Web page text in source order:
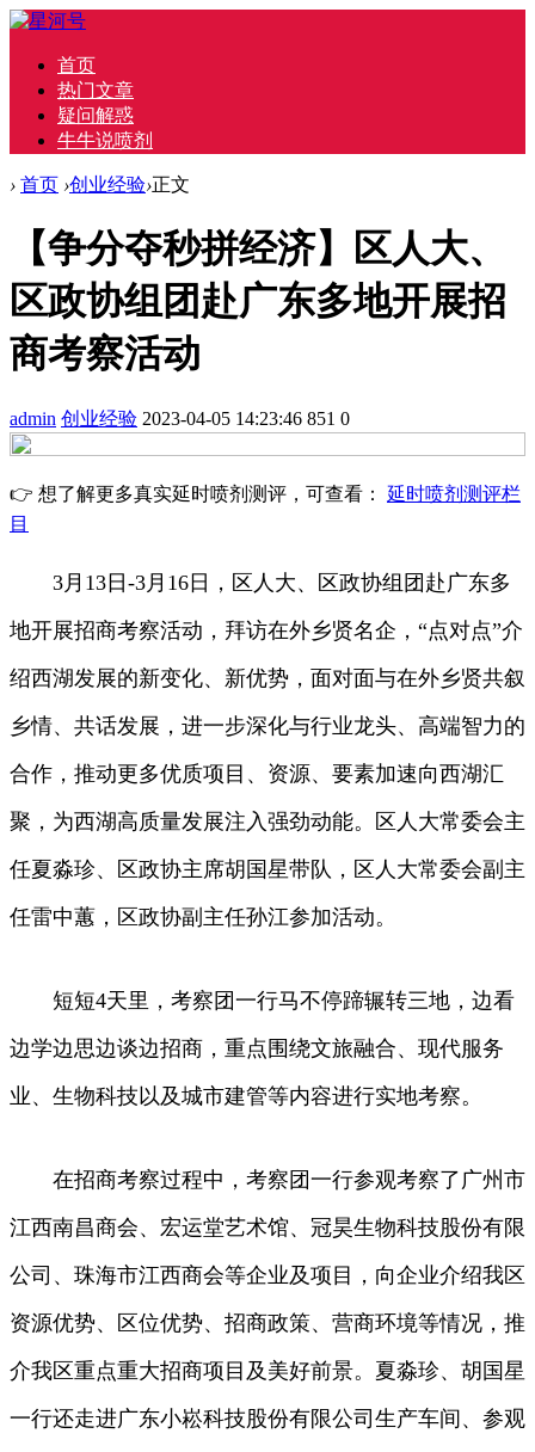
首页
热门文章
疑问解惑
牛牛说喷剂
› 首页 ›创业经验›正文
【争分夺秒拼经济】区人大、
区政协组团赴广东多地开展招
商考察活动
admin 创业经验 2023-04-05 14:23:46 851 0
👉 想了解更多真实延时喷剂测评，可查看： 延时喷剂测评栏
目
3月13日-3月16日，区人大、区政协组团赴广东多
地开展招商考察活动，拜访在外乡贤名企，“点对点”介
绍西湖发展的新变化、新优势，面对面与在外乡贤共叙
乡情、共话发展，进一步深化与行业龙头、高端智力的
合作，推动更多优质项目、资源、要素加速向西湖汇
聚，为西湖高质量发展注入强劲动能。区人大常委会主
任夏淼珍、区政协主席胡国星带队，区人大常委会副主
任雷中蕙，区政协副主任孙江参加活动。
短短4天里，考察团一行马不停蹄辗转三地，边看
边学边思边谈边招商，重点围绕文旅融合、现代服务
业、生物科技以及城市建管等内容进行实地考察。
在招商考察过程中，考察团一行参观考察了广州市
江西南昌商会、宏运堂艺术馆、冠昊生物科技股份有限
公司、珠海市江西商会等企业及项目，向企业介绍我区
资源优势、区位优势、招商政策、营商环境等情况，推
介我区重点重大招商项目及美好前景。夏淼珍、胡国星
一行还走进广东小崧科技股份有限公司生产车间、参观